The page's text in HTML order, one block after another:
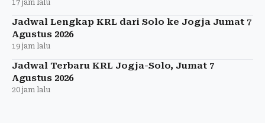
17 jam lalu
Jadwal Lengkap KRL dari Solo ke Jogja Jumat 7
Agustus 2026
19 jam lalu
Jadwal Terbaru KRL Jogja-Solo, Jumat 7
Agustus 2026
20 jam lalu